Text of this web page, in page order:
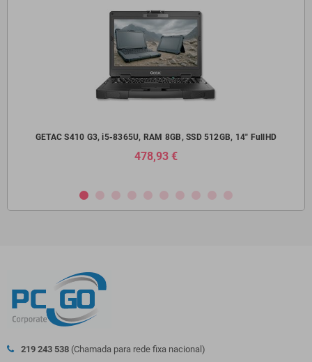
GETAC S410 G3, i5-8365U, RAM 8GB, SSD 512GB, 14" FullHD
478,93 €
219 243 538 (Chamada para rede fixa nacional)